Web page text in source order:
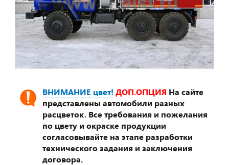
ВНИМАНИЕ цвет! ДОП.ОПЦИЯ На сайте
представлены автомобили разных
расцветок. Все требования и пожелания
по цвету и окраске продукции
согласовывайте на этапе разработки
технического задания и заключения
договора.